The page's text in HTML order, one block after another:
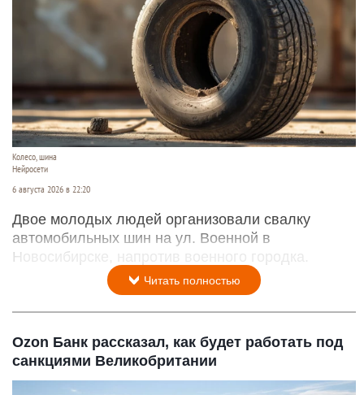
Колесо, шина
Нейросети
6 августа 2026 в 22:20
Двое молодых людей организовали свалку
автомобильных шин на ул. Военной в
Новосибирске, напротив военного городка.
Читать полностью
Ozon Банк рассказал, как будет работать под
санкциями Великобритании